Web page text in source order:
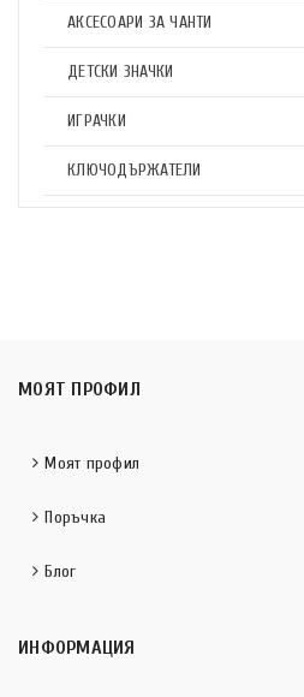
АКСЕСОАРИ ЗА ЧАНТИ
ДЕТСКИ ЗНАЧКИ
ИГРАЧКИ
КЛЮЧОДЪРЖАТЕЛИ
МОЯТ ПРОФИЛ
Моят профил
Поръчка
Блог
ИНФОРМАЦИЯ